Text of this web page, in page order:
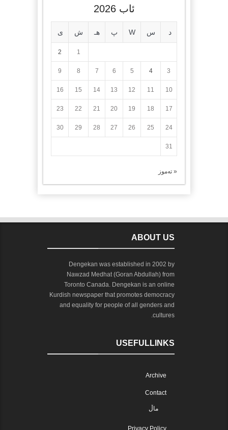
ئاب 2026
د س W پ هـ ش ی
1
2
3
4
5
6
7
8
9
10
11
12
13
14
15
16
17
18
19
20
21
22
23
24
25
26
27
28
29
30
31
« تەموز
ABOUT US
Dengekan was established in 2002 by
Nawzad Medhat (Goran Abdullah) from
Toronto Canada. Dengekan is an online
Kurdish newspaper that promotes democracy
and equality for people of all genders and
cultures.
USEFULLINKS
Archive
Contact
ماڵ
Privacy Policy